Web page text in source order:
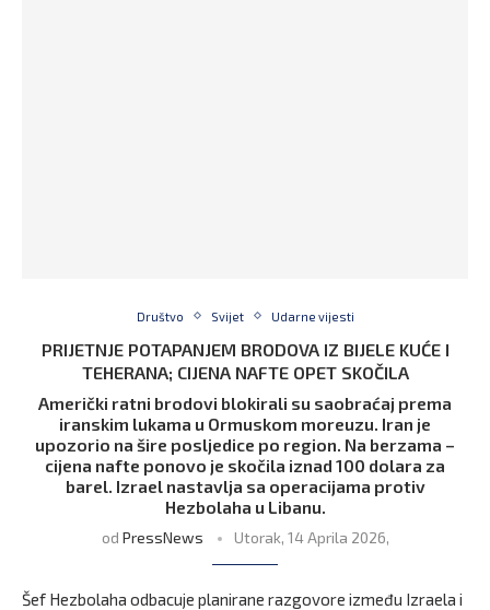
Društvo Svijet Udarne vijesti
PRIJETNJE POTAPANJEM BRODOVA IZ BIJELE KUĆE I
TEHERANA; CIJENA NAFTE OPET SKOČILA
Američki ratni brodovi blokirali su saobraćaj prema
iranskim lukama u Ormuskom moreuzu. Iran je
upozorio na šire posljedice po region. Na berzama –
cijena nafte ponovo je skočila iznad 100 dolara za
barel. Izrael nastavlja sa operacijama protiv
Hezbolaha u Libanu.
od PressNews Utorak, 14 Aprila 2026,
Šef Hezbolaha odbacuje planirane razgovore između Izraela i